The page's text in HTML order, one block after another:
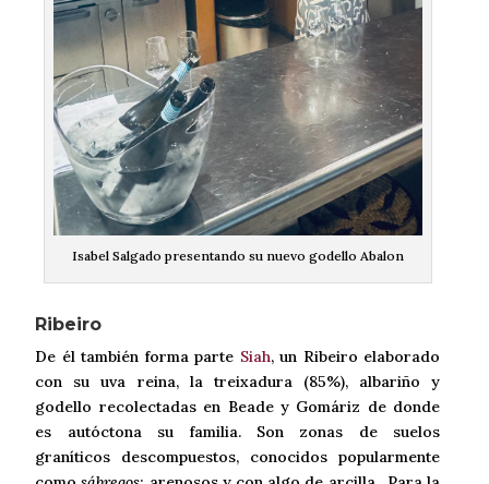
Isabel Salgado presentando su nuevo godello Abalon
Ribeiro
De él también forma parte Siah, un Ribeiro elaborado
con su uva reina, la treixadura (85%), albariño y
godello recolectadas en Beade y Gomáriz de donde
es autóctona su familia. Son zonas de suelos
graníticos descompuestos, conocidos popularmente